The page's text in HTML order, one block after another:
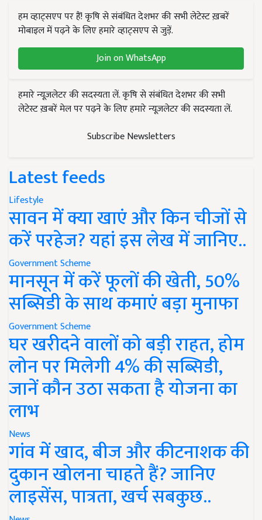
हम व्हाट्सएप पर हैं! कृषि से संबंधित देशभर की सभी लेटेस्ट ख़बरें
मोबाइल में पढ़ने के लिए हमारे व्हाट्सएप से जुड़ें.
Join on WhatsApp
हमारे न्यूज़लेटर की सदस्यता लें. कृषि से संबंधित देशभर की सभी
लेटेस्ट ख़बरें मेल पर पढ़ने के लिए हमारे न्यूज़लेटर की सदस्यता लें.
Subscribe Newsletters
Latest feeds
Lifestyle
सावन में क्या खाएं और किन चीजों से
करें परहेज? यहां इस लेख में जानिए..
Government Scheme
मानसून में करें फूलों की खेती, 50%
सब्सिडी के साथ कमाएं बड़ा मुनाफा
Government Scheme
घर खरीदने वालों को बड़ी राहत, होम
लोन पर मिलेगी 4% की सब्सिडी,
जानें कौन उठा सकता है योजना का
लाभ
News
गांव में खाद, बीज और कीटनाशक की
दुकान खोलना चाहते हैं? जानिए
लाइसेंस, पात्रता, खर्च सबकुछ..